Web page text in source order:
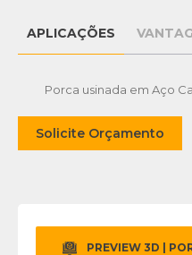
PREVIEW 3D |
APLICAÇÕES
Porca usinada em Aço
Solicite Orçamento